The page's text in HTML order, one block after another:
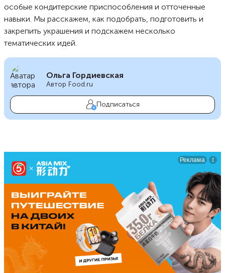
особые кондитерские приспособления и отточенные
навыки. Мы расскажем, как подобрать, подготовить и
закрепить украшения и подскажем несколько
тематических идей.
Ольга Гордиевская
Автор Food.ru
Подписаться